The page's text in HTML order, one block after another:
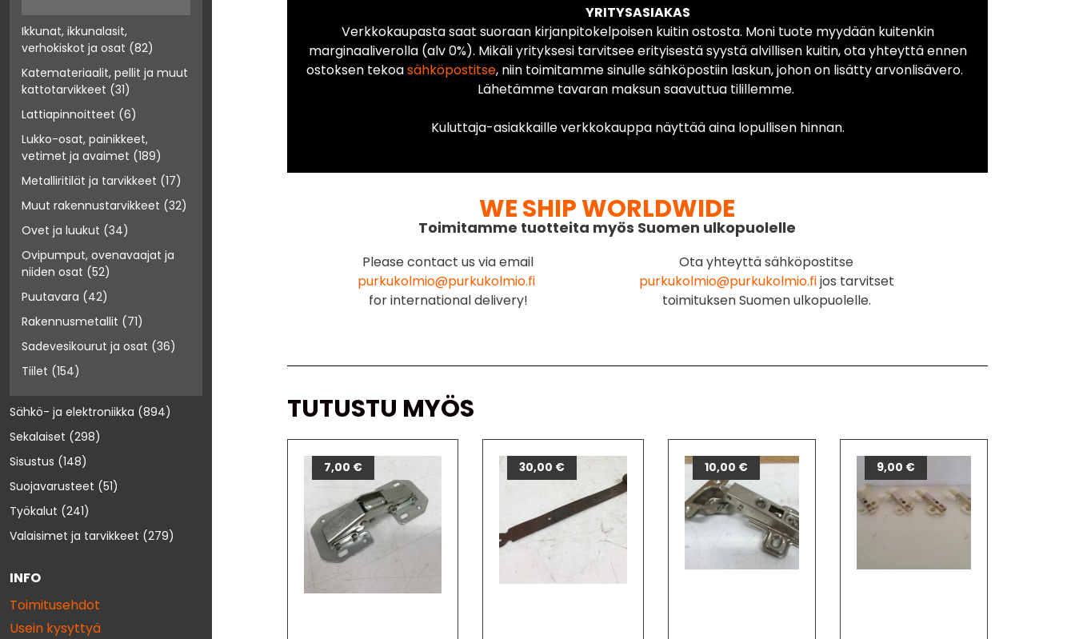
Ikkunat, ikkunalasit,
verhokiskot ja osat (82)
Katemateriaalit, pellit ja muut
kattotarvikkeet (31)
Lattiapinnoitteet (6)
Lukko-osat, painikkeet,
vetimet ja avaimet (189)
Metalliritilät ja tarvikkeet (17)
Muut rakennustarvikkeet (32)
Ovet ja luukut (34)
Ovipumput, ovenavaajat ja
niiden osat (52)
Puutavara (42)
Rakennusmetallit (71)
Sadevesikourut ja osat (36)
Tiilet (154)
Sähkö- ja elektroniikka (894)
Sekalaiset (298)
Sisustus (148)
Suojavarusteet (51)
Työkalut (241)
Valaisimet ja tarvikkeet (279)
INFO
Toimitusehdot
Usein kysyttyä
YRITYSASIAKAS
Verkkokaupasta saat suoraan kirjanpitokelpoisen kuitin ostosta. Moni tuote myydään kuitenkin
marginaaliverolla (alv 0%). Mikäli yrityksesi tarvitsee erityisestä syystä alvillisen kuitin, ota yhteyttä ennen
ostoksen tekoasähköpostitse, niin toimitamme sinulle sähköpostiin laskun, johon on lisätty arvonlisävero.
Lähetämme tavaran maksun saavuttua tilillemme.
Kuluttaja-asiakkaille verkkokauppa näyttää aina lopullisen hinnan.
WE SHIP WORLDWIDE
Toimitamme tuotteita myös Suomen ulkopuolelle
Please contact us via email
purkukolmio@purkukolmio.fi
for international delivery!
Ota yhteyttä sähköpostitse
purkukolmio@purkukolmio.fijos tarvitset
toimituksen Suomen ulkopuolelle.
TUTUSTU MYÖS
7,00 € 30,00 € 10,00 € 9,00 €